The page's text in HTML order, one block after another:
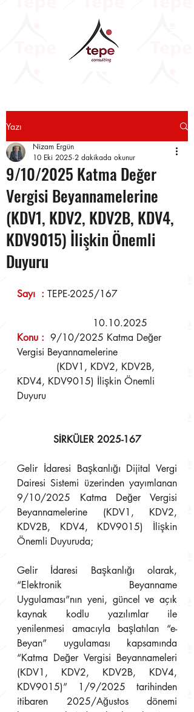
Yazı
9/10/2025 Katma Değer
Vergisi Beyannamelerine
(KDV1, KDV2, KDV2B, KDV4,
KDV9015) İlişkin Önemli
Duyuru
Nizam Ergün
10 Eki 2025 2 dakikada okunur
Sayı  : TEPE-2025/167
        	         10.10.2025
Konu : 9/10/2025 Katma Değer
Vergisi Beyannamelerine
KDV4, KDV9015) İlişkin Önemli
Duyuru
SİRKÜLER 2025-167
Gelir İdaresi Başkanlığı Dijital Vergi
Dairesi Sistemi üzerinden yayımlanan
9/10/2025 Katma Değer Vergisi
Beyannamelerine (KDV1, KDV2,
KDV2B, KDV4, KDV9015) İlişkin
Önemli Duyuruda;
Gelir İdaresi Başkanlığı olarak,
“Elektronik Beyanname
Uygulaması”nın yeni, güncel ve açık
kaynak kodlu yazılımlar ile
yenilenmesi amacıyla başlatılan “e-
Beyan” uygulaması kapsamında
“Katma Değer Vergisi Beyannameleri
(KDV1, KDV2, KDV2B, KDV4,
KDV9015)” 1/9/2025 tarihinden
itibaren 2025/Ağustos dönemi